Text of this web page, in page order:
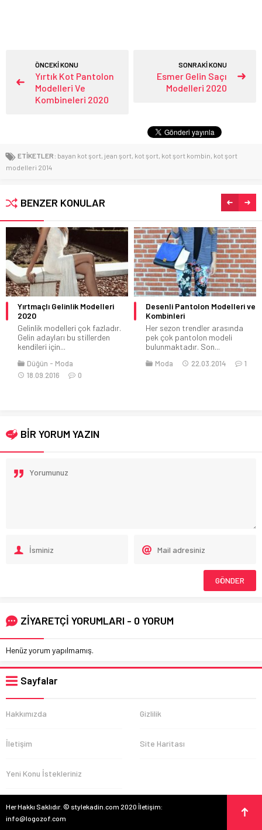
ÖNCEKİ KONU
Yırtık Kot Pantolon
Modelleri Ve
Kombineleri 2020
SONRAKİ KONU
Esmer Gelin Saçı
Modelleri 2020
ETİKETLER: bayan kot şort jean şort kot şort kot şort kombin kot şort
modelleri 2014
BENZER KONULAR
Yırtmaçlı Gelinlik Modelleri
2020
Gelinlik modelleri çok fazladır.
Gelin adayları bu stillerden
kendileri için...
Düğün
Moda
18.09.2016
0
Desenli Pantolon Modelleri ve
Kombinleri
Her sezon trendler arasında
pek çok pantolon modeli
bulunmaktadır. Son...
Moda 22.03.2014 1
BİR YORUM YAZIN
ZİYARETÇİ YORUMLARI - 0 YORUM
Henüz yorum yapılmamış.
Sayfalar
Hakkımızda Gizlilik
İletişim Site Haritası
Yeni Konu İstekleriniz
Her Hakkı Saklıdır. © stylekadin.com 2020 İletişim:
info@logozof.com